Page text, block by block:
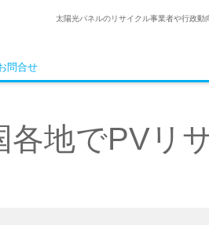
太陽光パネルのリサイクル事業者や行政動
問合せ
地でPVリ